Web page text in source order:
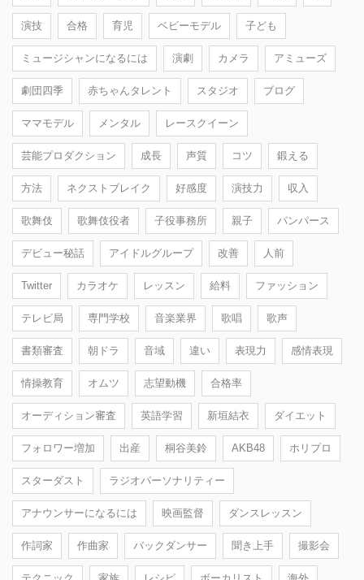
演技 合格 育児 ベビーモデル 子ども
ミュージシャンになるには 演劇 カメラ アミューズ
劇団四季 赤ちゃんタレント スタジオ ブログ
ママモデル メンタル レースクイーン
芸能プロダクション 成長 声質 コツ 鍛える
方法 ネクストブレイク 好感度 演技力 収入
歌舞伎 歌舞伎役者 子役事務所 親子 パンパース
デビュー秘話 アイドルグループ 改善 人前
Twitter カラオケ レッスン 給料 ファッション
テレビ局 専門学校 音楽業界 歌唱 歌声
書類審査 朝ドラ 音域 違い 表現力 感情表現
情操教育 オムツ 志望動機 合格率
オーディション審査 英語学習 新垣結衣 ダイエット
フォロワー増加 出産 桐谷美鈴 AKB48 ホリプロ
スターダスト ラジオパーソナリティー
アナウンサーになるには 映画監督 ダンスレッスン
作詞家 作曲家 バックダンサー 聞き上手 撮影会